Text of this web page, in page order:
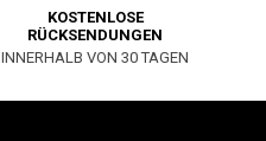
KOSTENLOSE
RÜCKSENDUNGEN
INNERHALB VON 30 TAGEN